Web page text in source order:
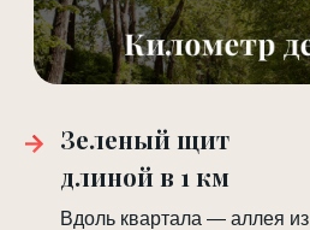
Вдоль квартала — аллея из
Зеленый щит
длиной в 1 км